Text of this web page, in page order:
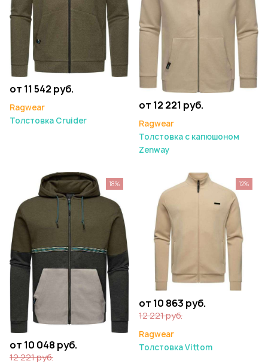
от 11 542 руб.
Ragwear
Толстовка Cruider
от 12 221 руб.
Ragwear
Толстовка с капюшоном
Zenway
от 10 048 руб.
12 221 руб.
18%
от 10 863 руб.
12 221 руб.
Ragwear
Толстовка Vittom
12%